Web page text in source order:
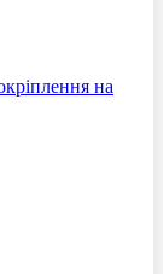
на